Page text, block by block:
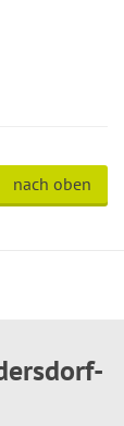
nach oben